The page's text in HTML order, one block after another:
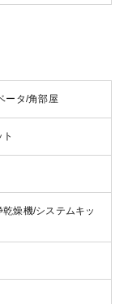
ータ/角部屋
燥機/システムキッ